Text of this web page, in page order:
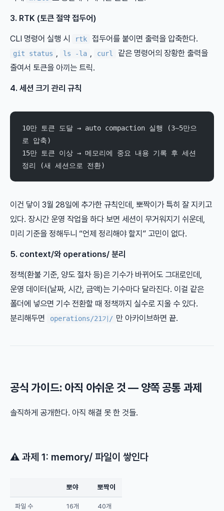
3. RTK (토큰 절약 접두어)
CLI 명령어 실행 시 rtk 접두어를 붙이면 출력을 압축한다.
git status , ls -la , curl
같은 명령어의 장황한 출력을
줄여서 토큰을 아끼는 트릭.
4. 세션 크기 관리 규칙
10만 토큰 도달 → auto compaction 실행 (3~5만으
로 압축)
15만 토큰 이상 → 메모리에 중요 내용 기록 후 세션
정리 (새 세션으로 전환)
이건 닿이 3월 28일에 추가한 규칙인데, 뽀짝이가 특히 잘 지키고
있다. 장시간 운영 작업을 하다 보면 세션이 무거워지기 쉬운데,
미리 기준을 정해두니 “언제 정리해야 할지” 고민이 없다.
5. context/와 operations/ 분리
정책(환불 기준, 양도 절차 등)은 기수가 바뀌어도 그대로인데,
운영 데이터(날짜, 시간, 금액)는 기수마다 달라진다. 이걸 같은
폴더에 넣으면 기수 전환할 때 정책까지 실수로 지울 수 있다.
분리해두면
operations/21기/ 만 아카이브하면 끝.
공식 가이드: 아직 아쉬운 것 — 양쪽 공통 과제
솔직하게 공개한다. 아직 해결 못 한 것들.
⚠️ 과제 1: memory/ 파일이 쌓인다
뽀야 뽀짝이
파일 수 16개 40개